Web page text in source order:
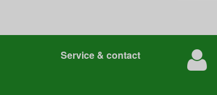
Service & contact